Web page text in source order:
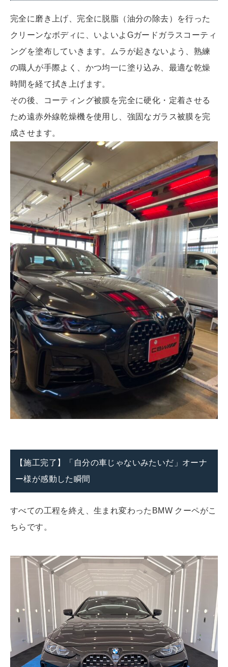
完全に磨き上げ、完全に脱脂（油分の除去）を行った
クリーンなボディに、いよいよGガードガラスコーティ
ングを塗布していきます。ムラが起きないよう、熟練
の職人が手際よく、かつ均一に塗り込み、最適な乾燥
時間を経て拭き上げます。
その後、コーティング被膜を完全に硬化・定着させる
ため遠赤外線乾燥機を使用し、 強固なガラス被膜を完
成させます。
【施工完了】「自分の車じゃないみたいだ」オーナ
ー様が感動した瞬間
すべての工程を終え、生まれ変わったBMW クーペがこ
ちらです。